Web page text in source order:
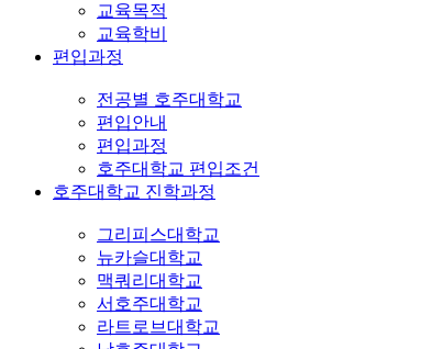
교육목적
교육학비
편입과정
전공별 호주대학교
편입안내
편입과정
호주대학교 편입조건
호주대학교 진학과정
그리피스대학교
뉴카슬대학교
맥쿼리대학교
서호주대학교
라트로브대학교